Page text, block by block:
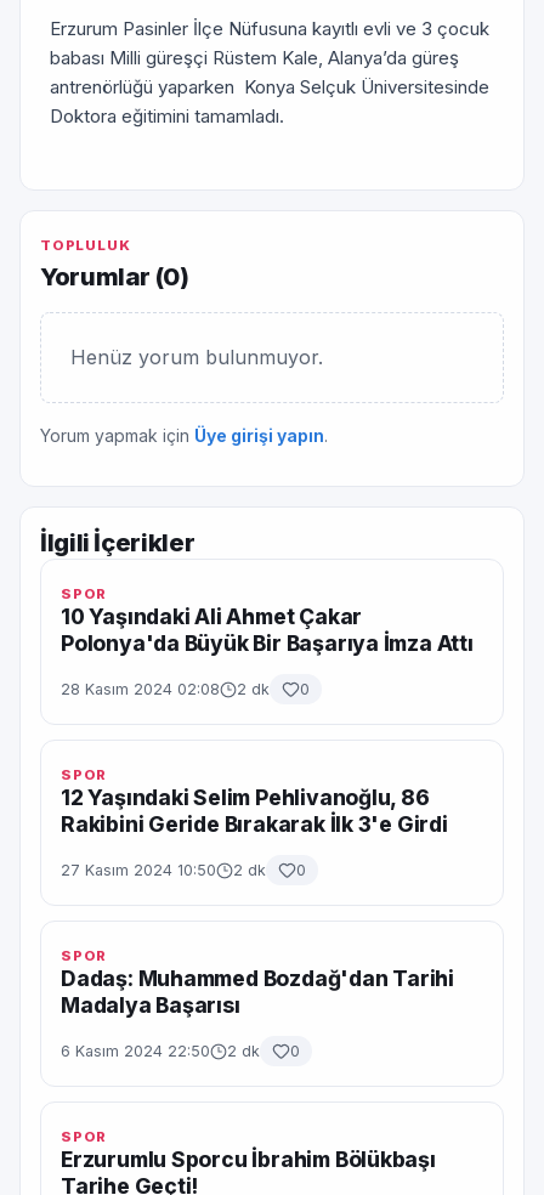
Erzurum Pasinler İlçe Nüfusuna kayıtlı evli ve 3 çocuk
babası Milli güreşçi Rüstem Kale, Alanya’da güreş
antrenörlüğü yaparken Konya Selçuk Üniversitesinde
Doktora eğitimini tamamladı.
TOPLULUK
Yorumlar (0)
Henüz yorum bulunmuyor.
Yorum yapmak için Üye girişi yapın.
İlgili İçerikler
SPOR
10 Yaşındaki Ali Ahmet Çakar
Polonya'da Büyük Bir Başarıya İmza Attı
28 Kasım 2024 02:08 2 dk 0
SPOR
12 Yaşındaki Selim Pehlivanoğlu, 86
Rakibini Geride Bırakarak İlk 3'e Girdi
27 Kasım 2024 10:50 2 dk 0
SPOR
Dadaş: Muhammed Bozdağ'dan Tarihi
Madalya Başarısı
6 Kasım 2024 22:50 2 dk 0
SPOR
Erzurumlu Sporcu İbrahim Bölükbaşı
Tarihe Geçti!